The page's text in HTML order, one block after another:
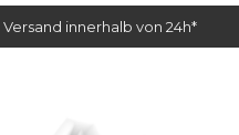
Versand innerhalb von 24h*